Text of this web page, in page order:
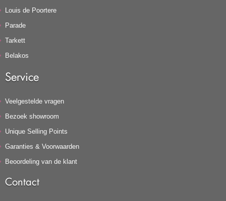
Louis de Poortere
Parade
Tarkett
Belakos
Service
Veelgestelde vragen
Bezoek showroom
Unique Selling Points
Garanties & Voorwaarden
Beoordeling van de klant
Contact